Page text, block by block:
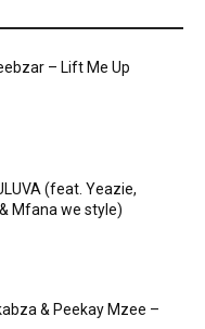
– Lift Me Up
(feat. Yeazie,
Mfana we style)
& Peekay Mzee –